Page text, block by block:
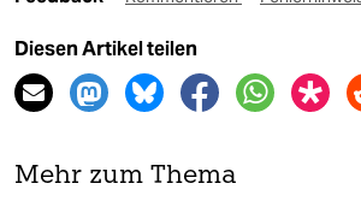
Diesen Artikel teilen
Mehr zum Thema